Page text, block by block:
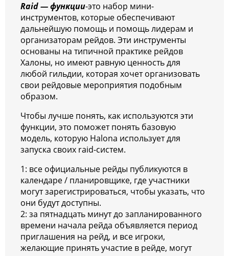
Raid — функции-это набор мини-
инструментов, которые обеспечивают
дальнейшую помощь и помощь лидерам и
организаторам рейдов. Эти инструменты
основаны на типичной практике рейдов
Халоны, но имеют равную ценность для
любой гильдии, которая хочет организовать
свои рейдовые мероприятия подобным
образом.
Чтобы лучше понять, как используются эти
функции, это поможет понять базовую
модель, которую Halona использует для
запуска своих raid-систем.
1: все официальные рейды публикуются в
календаре / планировщике, где участники
могут зарегистрироваться, чтобы указать, что
они будут доступны.
2: за пятнадцать минут до запланированного
времени начала рейда объявляется период
приглашения на рейд, и все игроки,
желающие принять участие в рейде, могут